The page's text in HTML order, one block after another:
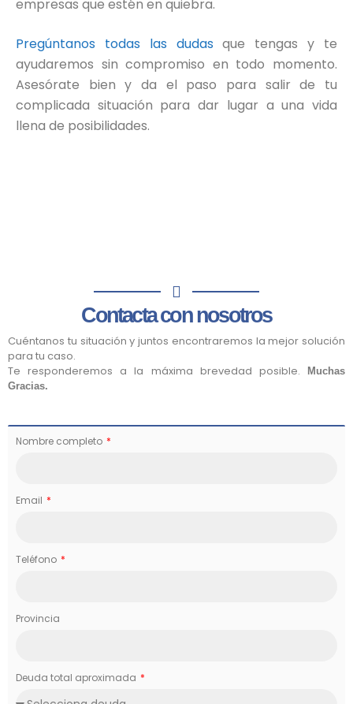
empresas que estén en quiebra.
Pregúntanos todas las dudas que tengas y te
ayudaremos sin compromiso en todo momento.
Asesórate bien y da el paso para salir de tu
complicada situación para dar lugar a una vida
llena de posibilidades.
Contacta con nosotros
Cuéntanos tu situación y juntos encontraremos la mejor solución
para tu caso.
Te responderemos a la máxima brevedad posible.
Muchas
Gracias.
Nombre completo
Email
Teléfono
Provincia
Deuda total aproximada